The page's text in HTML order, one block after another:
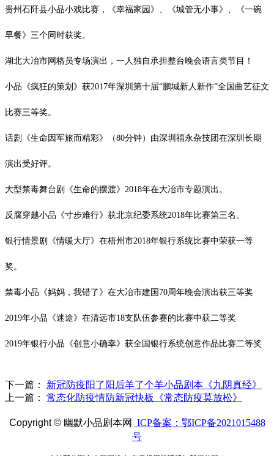
贵州石阡县小品小戏比赛，《幸福家园》、《城管无小事》、《一碗
早餐》三个同时获奖。
湖北大冶市网格员专场演出，一人独自承担整台晚会语言类节目！
小品《疯狂的策划》获2017年深圳第十届“鹏城新人新作”全国曲艺征文
比赛三等奖。
话剧《生命因军旅而精彩》（80分钟）由深圳福永杂技团在深圳长期
演出受好评。
大型禁毒舞台剧《生命的摆渡》 2018年在大冶市专题演出。
反腐穿越小品《寸步难行》获北京纪委系统2018年比赛第三名。
银行情景剧《情暖大厅》在梧州市2018年银行系统比赛中荣获一等
奖。
禁毒小品《妈妈，我错了》在大冶市建国 70周年晚会演出获三等奖
2019年小品《迷途》在清远市18支队伍参赛的比赛中获二等奖
2019年银行小品《创意小确幸》获全国银行系统创意作品比赛二等奖
下一篇：
新冠防疫阳了阳后羊了个羊小品剧本《九阴真经》
上一篇：
常态化防疫情防新冠快板《常态防疫莫放松》
Copyright © 幽默小品剧本网
ICP备案：鄂ICP备2021015488
号